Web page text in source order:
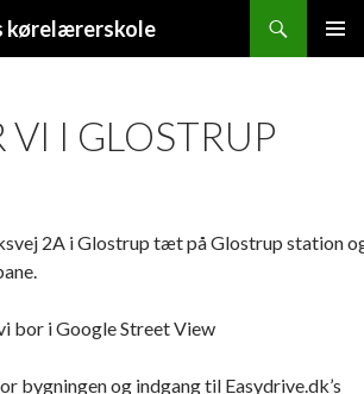
kørelærerskole
VI I GLOSTRUP
2A i Glostrup tæt på Glostrup station
bor i Google Street View
bygningen og indgang til Easydrive.dk’s